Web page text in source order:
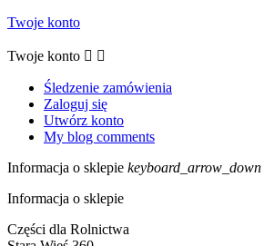
Twoje konto
Twoje konto  
Śledzenie zamówienia
Zaloguj się
Utwórz konto
My blog comments
Informacja o sklepie keyboard_arrow_down
Informacja o sklepie
Części dla Rolnictwa